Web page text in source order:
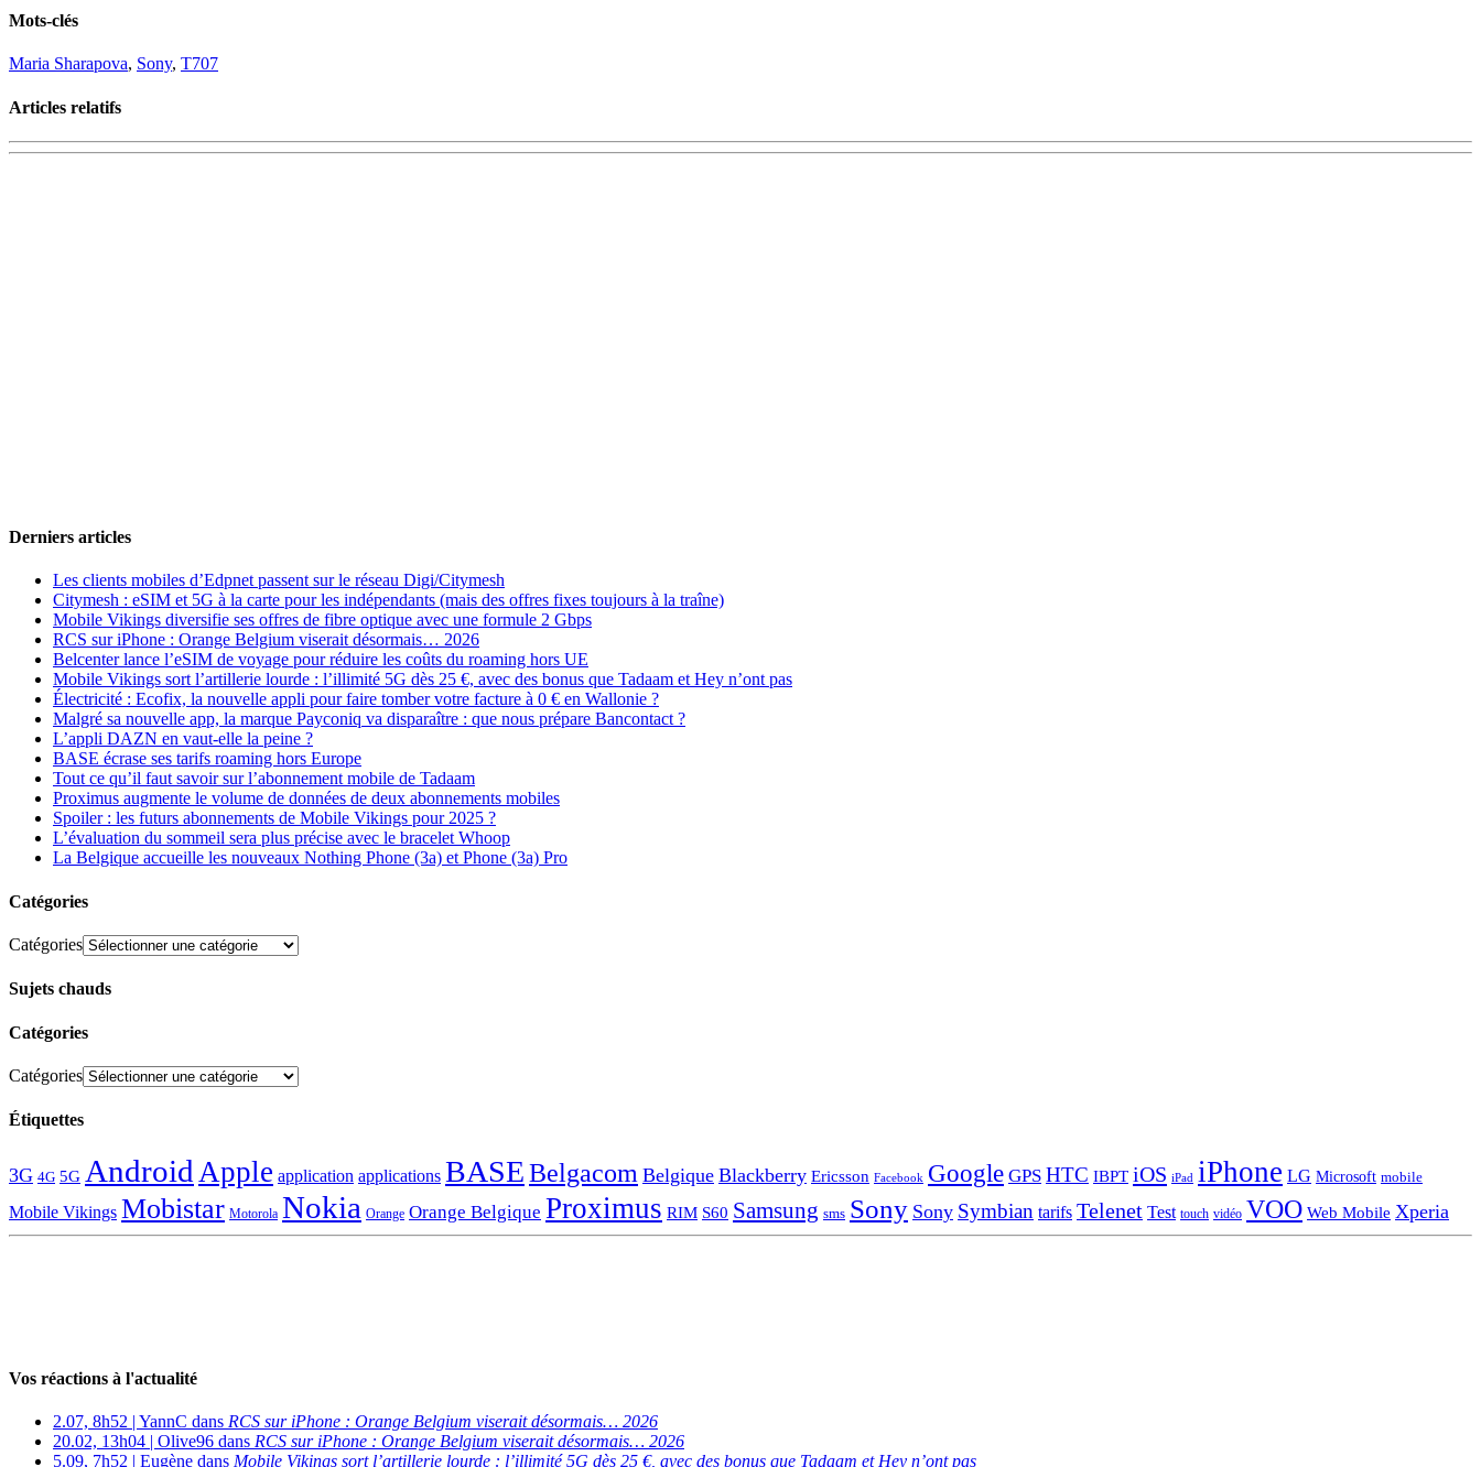
Mots-clés
Maria Sharapova, Sony, T707
Articles relatifs
Derniers articles
Les clients mobiles d’Edpnet passent sur le réseau Digi/Citymesh
Citymesh : eSIM et 5G à la carte pour les indépendants (mais des offres fixes toujours à la traîne)
Mobile Vikings diversifie ses offres de fibre optique avec une formule 2 Gbps
RCS sur iPhone : Orange Belgium viserait désormais… 2026
Belcenter lance l’eSIM de voyage pour réduire les coûts du roaming hors UE
Mobile Vikings sort l’artillerie lourde : l’illimité 5G dès 25 €, avec des bonus que Tadaam et Hey n’ont pas
Électricité : Ecofix, la nouvelle appli pour faire tomber votre facture à 0 € en Wallonie ?
Malgré sa nouvelle app, la marque Payconiq va disparaître : que nous prépare Bancontact ?
L’appli DAZN en vaut-elle la peine ?
BASE écrase ses tarifs roaming hors Europe
Tout ce qu’il faut savoir sur l’abonnement mobile de Tadaam
Proximus augmente le volume de données de deux abonnements mobiles
Spoiler : les futurs abonnements de Mobile Vikings pour 2025 ?
L’évaluation du sommeil sera plus précise avec le bracelet Whoop
La Belgique accueille les nouveaux Nothing Phone (3a) et Phone (3a) Pro
Catégories
Catégories
Sujets chauds
Catégories
Catégories
Étiquettes
3G 4G 5G Android Apple application applications BASEBelgacom Belgique Blackberry Ericsson Facebook Google GPS HTC IBPT iOS iPad iPhone LG Microsoft mobile
Mobile Vikings Mobistar Motorola Nokia Orange Orange Belgique Proximus RIM S60 Samsung sms Sony Sony Symbian tarifs Telenet Test touch vidéo VOO Web Mobile Xperia
Vos réactions à l'actualité
2.07, 8h52 | YannC dans RCS sur iPhone : Orange Belgium viserait désormais… 2026
20.02, 13h04 | Olive96 dans RCS sur iPhone : Orange Belgium viserait désormais… 2026
5.09, 7h52 | Eugène dans Mobile Vikings sort l’artillerie lourde : l’illimité 5G dès 25 €, avec des bonus que Tadaam et Hey n’ont pas